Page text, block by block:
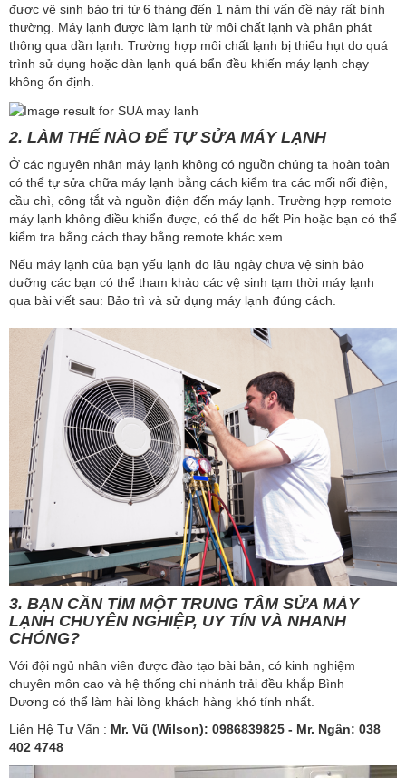
được vệ sinh bảo trì từ 6 tháng đến 1 năm thì vấn đề này rất bình
thường. Máy lạnh được làm lạnh từ môi chất lạnh và phân phát
thông qua dần lạnh. Trường hợp môi chất lạnh bị thiếu hụt do quá
trình sử dụng hoặc dàn lạnh quá bẩn đều khiến máy lạnh chạy
không ổn định.
2. LÀM THẾ NÀO ĐỂ TỰ SỬA MÁY LẠNH
Ở các nguyên nhân máy lạnh không có nguồn chúng ta hoàn toàn
có thể tự sửa chữa máy lạnh bằng cách kiểm tra các mối nối điện,
cầu chì, công tắt và nguồn điện đến máy lạnh. Trường hợp remote
máy lạnh không điều khiển được, có thể do hết Pin hoặc bạn có thể
kiểm tra bằng cách thay bằng remote khác xem.
Nếu máy lạnh của bạn yếu lạnh do lâu ngày chưa vệ sinh bảo
dưỡng các bạn có thể tham khảo các vệ sinh tạm thời máy lạnh
qua bài viết sau: Bảo trì và sử dụng máy lạnh đúng cách.
3. BẠN CẦN TÌM MỘT TRUNG TÂM SỬA MÁY
LẠNH CHUYÊN NGHIỆP, UY TÍN VÀ NHANH
CHÓNG?
Với đội ngủ nhân viên được đào tạo bài bản, có kinh nghiệm
chuyên môn cao và hệ thống chi nhánh trải đều khắp Bình
Dương có thể làm hài lòng khách hàng khó tính nhất.
Liên Hệ Tư Vấn : Mr. Vũ (Wilson): 0986839825​ - Mr. Ngân: 038
402 4748